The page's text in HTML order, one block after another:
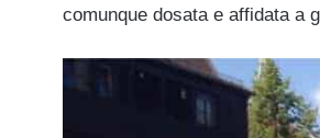
comunque dosata e affidata a